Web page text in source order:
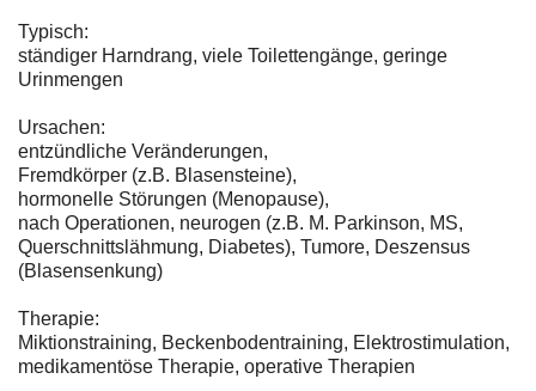
Typisch:
ständiger Harndrang, viele Toilettengänge, geringe
Urinmengen
Ursachen:
entzündliche Veränderungen,
Fremdkörper (z.B. Blasensteine),
hormonelle Störungen (Menopause),
nach Operationen, neurogen (z.B. M. Parkinson, MS,
Querschnittslähmung, Diabetes), Tumore, Deszensus
(Blasensenkung)
Therapie:
Miktionstraining, Beckenbodentraining, Elektrostimulation,
medikamentöse Therapie, operative Therapien